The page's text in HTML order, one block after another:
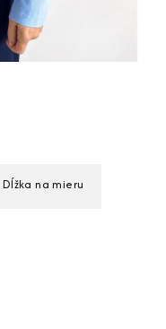
Dĺžka na mieru